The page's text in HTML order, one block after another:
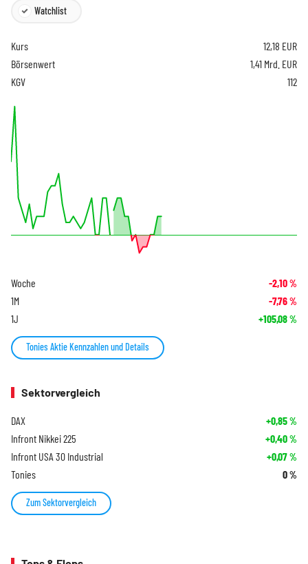
Watchlist
Kurs 12,18 EUR
Börsenwert
1,41 Mrd. EUR
KGV
112
Woche -2,10%
1M -7,76%
1J +105,08%
Tonies Aktie Kennzahlen und Details
Sektorvergleich
DAX +0,85%
Infront Nikkei 225 +0,40%
Infront USA 30 Industrial +0,07%
Tonies 0%
Zum Sektorvergleich